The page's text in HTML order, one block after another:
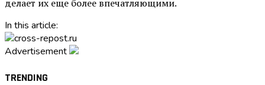
делает их еще более впечатляющими.
In this article:
Advertisement
TRENDING